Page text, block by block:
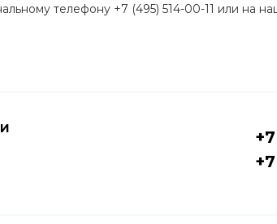
телефону +7 (495) 514-00-11 или на